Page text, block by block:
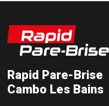
Rapid Pare-Brise
Cambo Les Bains